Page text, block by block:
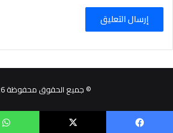
© جميع الحقوق محفوظة 2026